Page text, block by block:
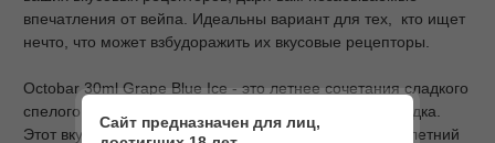
впечатления от вейпа. Идеальны вариант для тех, кто ищет
нечто, что может взбудоражить их вкусовые рецепторы.
Octobar 30ml Grape Blue Ice - это летнее сочетания сладкого
спелого винограда с кислинкой синей малины и холодка.
Этот вкус представляет собой бурный, и красочный, летний
Сайт предназначен для лиц,